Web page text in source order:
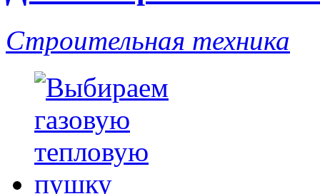
Строительная техника